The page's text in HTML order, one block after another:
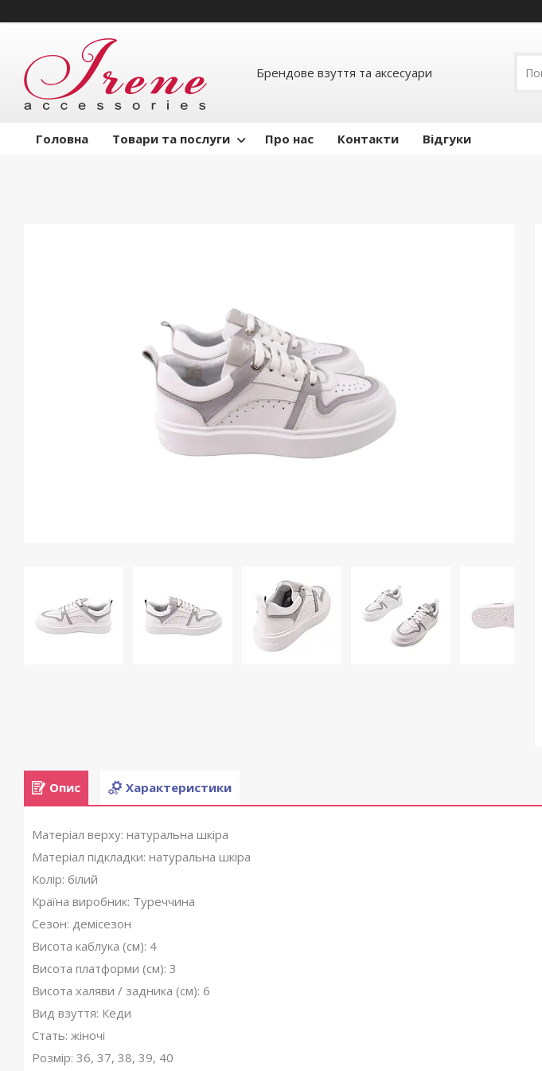
Брендове взуття та аксесуари
Головна Товари та послуги Про нас Контакти Відгуки
Опис Характеристики
Матеріал верху: натуральна шкіра
Матеріал підкладки: натуральна шкіра
Колір: білий
Країна виробник: Туреччина
Сезон: демісезон
Висота каблука (см): 4
Висота платформи (см): 3
Висота халяви / задника (см): 6
Вид взуття: Кеди
Стать: жіночі
Розмір: 36, 37, 38, 39, 40